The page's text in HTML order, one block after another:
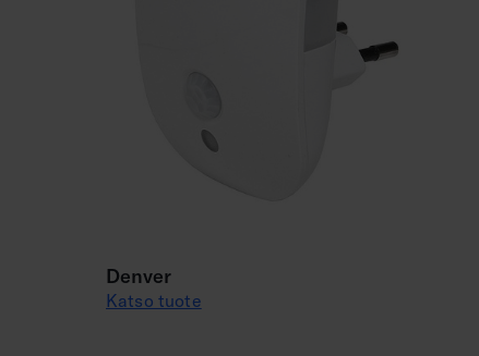
Denver
Katso tuote